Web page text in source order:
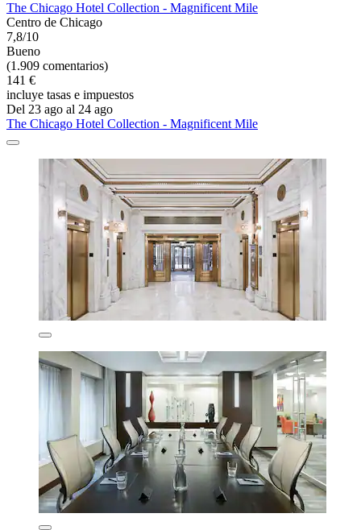
The Chicago Hotel Collection - Magnificent Mile
Centro de Chicago
7,8/10
Bueno
(1.909 comentarios)
141 €
incluye tasas e impuestos
Del 23 ago al 24 ago
The Chicago Hotel Collection - Magnificent Mile